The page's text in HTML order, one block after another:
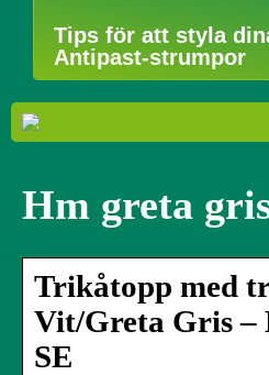
Tips för att styla
Antipast-strumpor
Hm greta
Trikåtopp med
Vit/Greta Gris
SE